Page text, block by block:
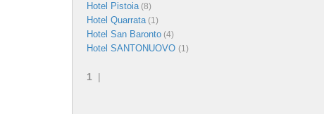
Hotel Pistoia(8)
Hotel Quarrata(1)
Hotel San Baronto (4)
Hotel SANTONUOVO (1)
1 |